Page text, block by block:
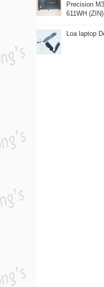
Precision
611WH
Loa laptop